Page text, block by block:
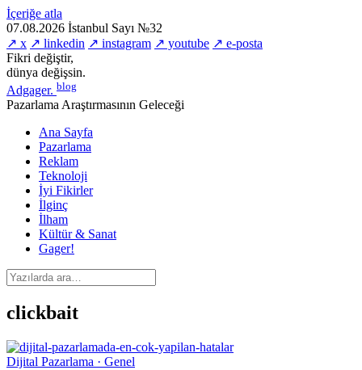
İçeriğe atla
07.08.2026 İstanbul Sayı №32
↗ x ↗ linkedin ↗ instagram ↗ youtube ↗ e-posta
Fikri değiştir,
dünya değişsin.
Adgager. blog
Pazarlama Araştırmasının Geleceği
Ana Sayfa
Pazarlama
Reklam
Teknoloji
İyi Fikirler
İlginç
İlham
Kültür & Sanat
Gager!
clickbait
Dijital Pazarlama · Genel